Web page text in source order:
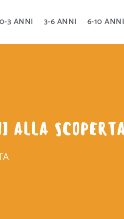
0-3 ANNI 3-6 ANNI 6-10 ANNI
ALLA